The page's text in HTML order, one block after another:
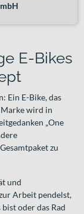
E-Bikes
Ein E-Bike, das
wird in
„One
zu
und
Arbeit pendelst,
oder das Rad